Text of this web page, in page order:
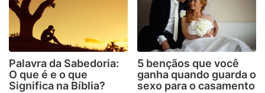
Palavra da Sabedoria:
O que é e o que
Significa na Bíblia?
5 bençãos que você
ganha quando guarda o
sexo para o casamento